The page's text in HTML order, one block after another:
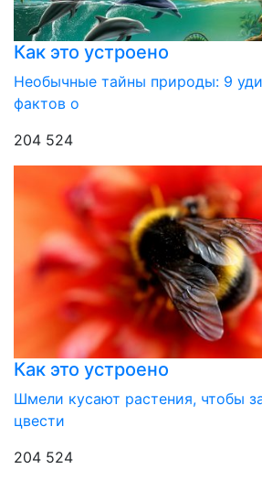
Как это устроено
Необычные тайны природы: 9
фактов о
204 524
Как это устроено
Шмели кусают растения, чтобы
цвести
204 524